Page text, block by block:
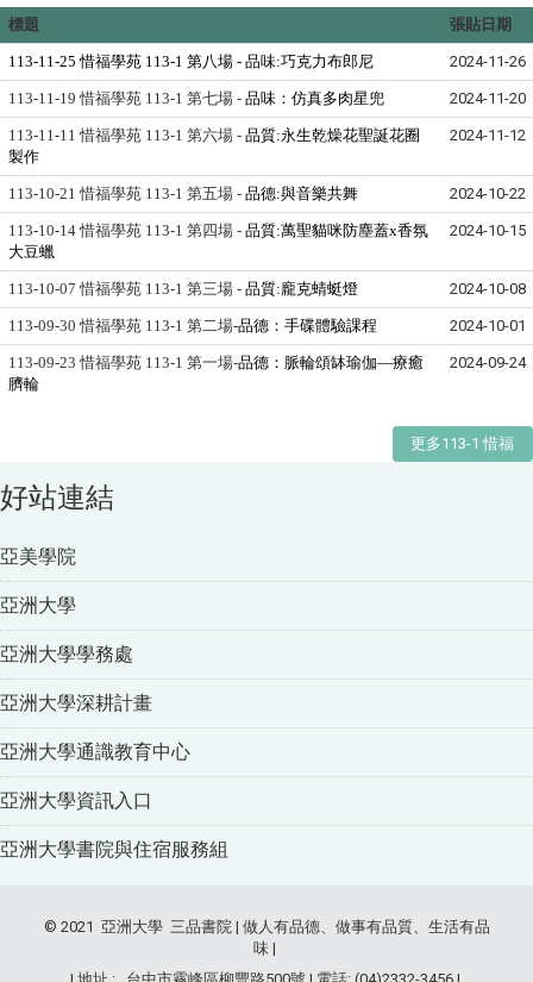
標題 張貼日期
113-11-25 惜福學苑 113-1 第八場 - 品味:巧克力布郎尼 2024-11-26
113-11-19 惜福學苑 113-1 第七場 - 品味：仿真多肉星兜 2024-11-20
113-11-11 惜福學苑 113-1 第六場 - 品質:永生乾燥花聖誕花圈
製作
2024-11-12
113-10-21 惜福學苑 113-1 第五場 - 品德:與音樂共舞 2024-10-22
113-10-14 惜福學苑 113-1 第四場 - 品質:萬聖貓咪防塵蓋x香氛
大豆蠟
2024-10-15
113-10-07 惜福學苑 113-1 第三場 - 品質:龐克蜻蜓燈 2024-10-08
113-09-30 惜福學苑 113-1 第二場-品德：手碟體驗課程 2024-10-01
113-09-23 惜福學苑 113-1 第一場-品德：脈輪頌缽瑜伽—療癒
臍輪
2024-09-24
更多113-1 惜福
好站連結
亞美學院
亞洲大學
亞洲大學學務處
亞洲大學深耕計畫
亞洲大學通識教育中心
亞洲大學資訊入口
亞洲大學書院與住宿服務組
© 2021 亞洲大學 三品書院 | 做人有品德、做事有品質、生活有品
味 |